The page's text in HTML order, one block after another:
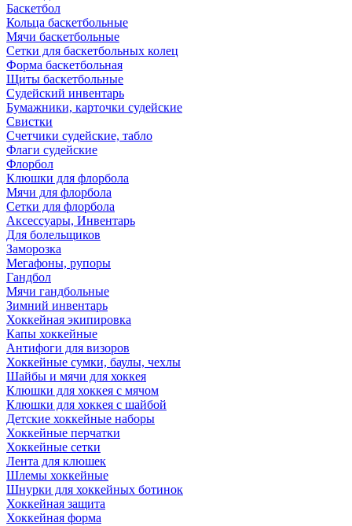
Баскетбол
Кольца баскетбольные
Мячи баскетбольные
Сетки для баскетбольных колец
Форма баскетбольная
Щиты баскетбольные
Судейский инвентарь
Бумажники, карточки судейские
Свистки
Счетчики судейские, табло
Флаги судейские
Флорбол
Клюшки для флорбола
Мячи для флорбола
Сетки для флорбола
Аксессуары, Инвентарь
Для болельщиков
Заморозка
Мегафоны, рупоры
Гандбол
Мячи гандбольные
Зимний инвентарь
Хоккейная экипировка
Капы хоккейные
Антифоги для визоров
Хоккейные сумки, баулы, чехлы
Шайбы и мячи для хоккея
Клюшки для хоккея с мячом
Клюшки для хоккея с шайбой
Детские хоккейные наборы
Хоккейные перчатки
Хоккейные сетки
Лента для клюшек
Шлемы хоккейные
Шнурки для хоккейных ботинок
Хоккейная защита
Хоккейная форма